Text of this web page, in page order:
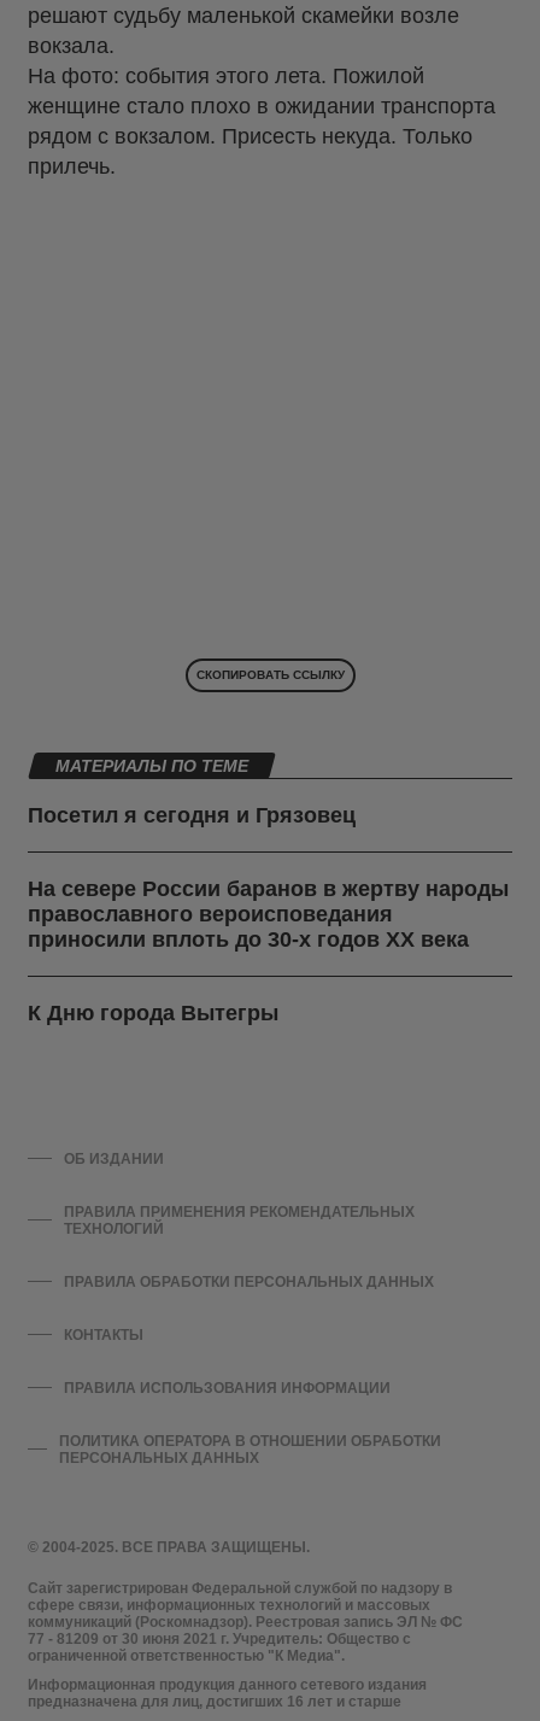
решают судьбу маленькой скамейки возле
вокзала.
На фото: события этого лета. Пожилой
женщине стало плохо в ожидании транспорта
рядом с вокзалом. Присесть некуда. Только
прилечь.
СКОПИРОВАТЬ ССЫЛКУ
МАТЕРИАЛЫ ПО ТЕМЕ
Посетил я сегодня и Грязовец
На севере России баранов в жертву народы
православного вероисповедания
приносили вплоть до 30-х годов ХХ века
К Дню города Вытегры
© 2004-2025. ВСЕ ПРАВА ЗАЩИЩЕНЫ.
Сайт зарегистрирован Федеральной службой по надзору в
сфере связи, информационных технологий и массовых
коммуникаций (Роскомнадзор). Реестровая запись ЭЛ № ФС
77 - 81209 от 30 июня 2021 г. Учредитель: Общество с
ограниченной ответственностью "К Медиа".
Информационная продукция данного сетевого издания
предназначена для лиц, достигших 16 лет и старше
ОБ ИЗДАНИИ
ПРАВИЛА ПРИМЕНЕНИЯ РЕКОМЕНДАТЕЛЬНЫХ
ТЕХНОЛОГИЙ
ПРАВИЛА ОБРАБОТКИ ПЕРСОНАЛЬНЫХ ДАННЫХ
КОНТАКТЫ
ПРАВИЛА ИСПОЛЬЗОВАНИЯ ИНФОРМАЦИИ
ПОЛИТИКА ОПЕРАТОРА В ОТНОШЕНИИ ОБРАБОТКИ
ПЕРСОНАЛЬНЫХ ДАННЫХ